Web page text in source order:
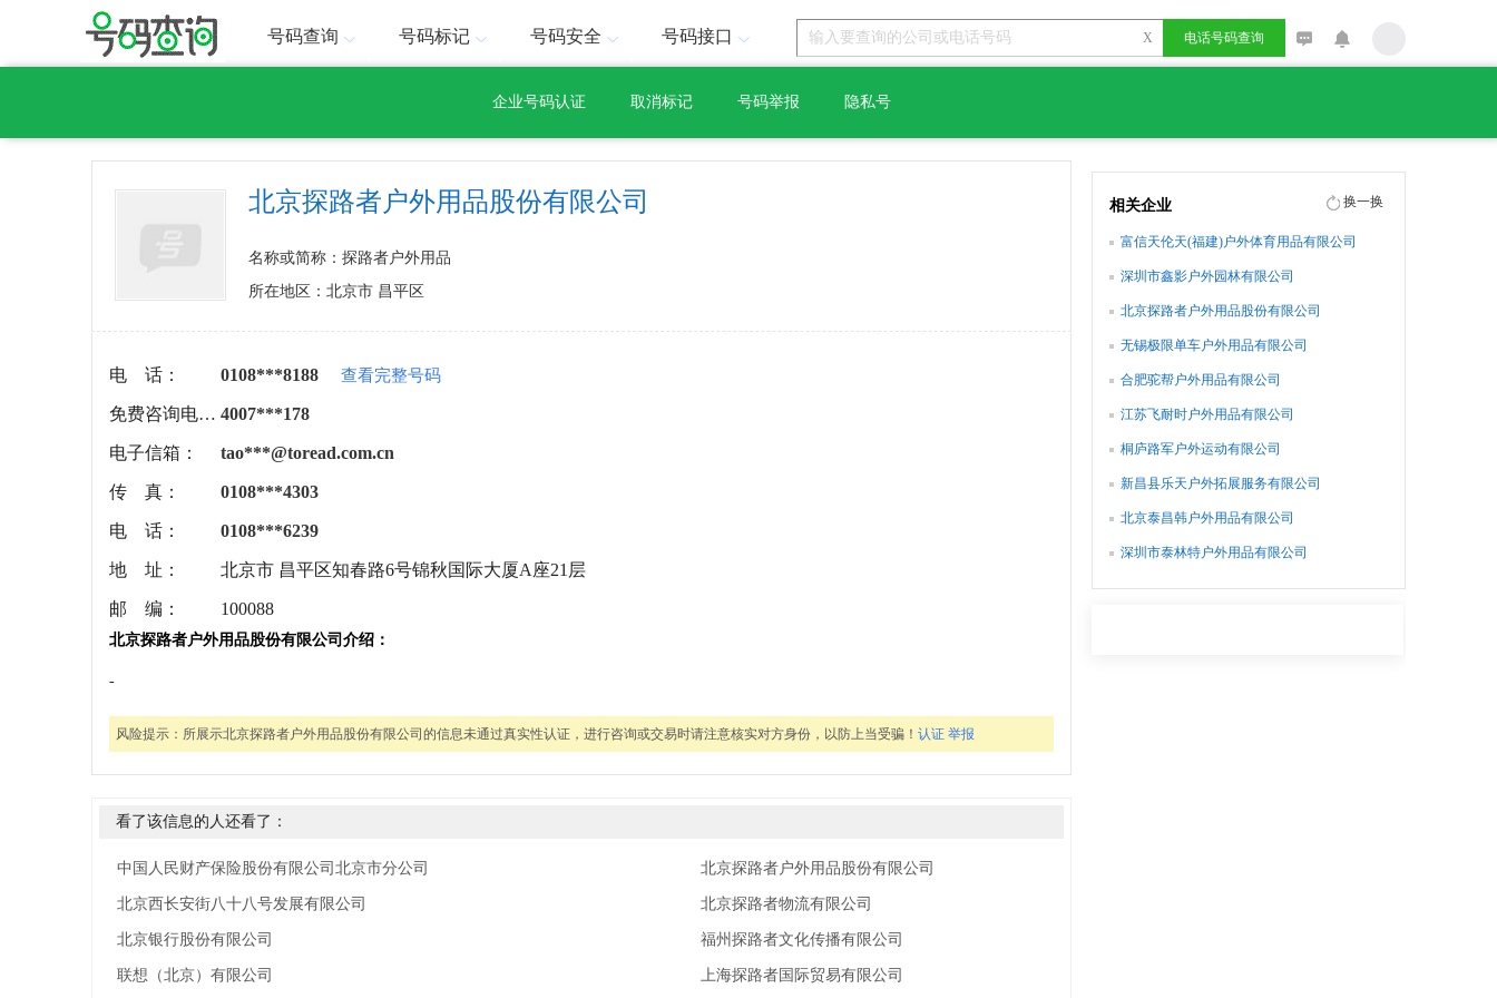
号码查询 号码标记 号码安全 号码接口 X 电话号码查询
企业号码认证 取消标记 号码举报 隐私号
北京探路者户外用品股份有限公司
名称或简称：探路者户外用品
所在地区：北京市 昌平区
电 话： 0108***8188 查看完整号码
免费咨询电话： 4007***178
电子信箱： tao***@toread.com.cn
传 真： 0108***4303
电 话： 0108***6239
地 址： 北京市 昌平区知春路6号锦秋国际大厦A座21层
邮 编： 100088
北京探路者户外用品股份有限公司介绍：
-
风险提示： 所展示北京探路者户外用品股份有限公司的信息未通过真实性认证，进行咨询或交易时请注意核实对方身份，以防上当受骗！ 认证 举报
看了该信息的人还看了：
中国人民财产保险股份有限公司北京市分公司
北京西长安街八十八号发展有限公司
北京银行股份有限公司
联想（北京）有限公司
北京探路者户外用品股份有限公司
北京探路者物流有限公司
福州探路者文化传播有限公司
上海探路者国际贸易有限公司
相关企业 换一换
富信天伦天(福建)户外体育用品有限公司
深圳市鑫影户外园林有限公司
北京探路者户外用品股份有限公司
无锡极限单车户外用品有限公司
合肥驼帮户外用品有限公司
江苏飞耐时户外用品有限公司
桐庐路军户外运动有限公司
新昌县乐天户外拓展服务有限公司
北京泰昌韩户外用品有限公司
深圳市泰林特户外用品有限公司